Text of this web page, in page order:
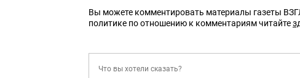
Вы можете комментировать материалы газеты
политике по отношению к комментариям читайте